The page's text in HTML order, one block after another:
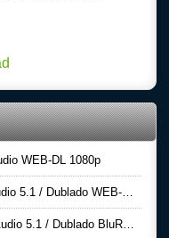
WEB-DL 1080p
WEB-DL 1080p – Download
BluRay 1080p – Download